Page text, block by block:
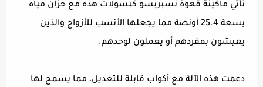
تأتي ماكينة قهوة نسبريسو كبسولات هذه مع خزان مياه
بسعة 25.4 أونصة مما يجعلها الأنسب للأزواج والذين
يعيشون بمفردهم أو يعملون لوحدهم.
دعمت هذه الآلة مع أكواب قابلة للتعديل، مما يسمح لها